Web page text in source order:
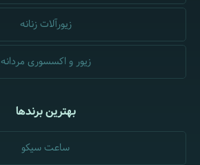
زیورآلات زنانه
زیور و اکسسوری مردانه
بهترین برندها
ساعت سیکو